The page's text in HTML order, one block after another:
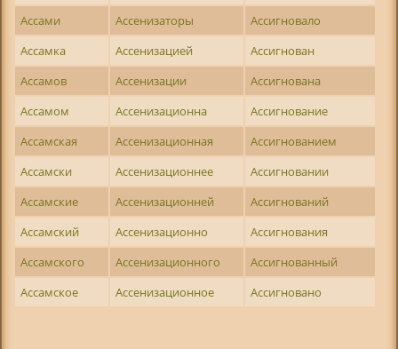
Ассами
Ассенизаторы
Ассигновало
Ассамка
Ассенизацией
Ассигнован
Ассамов
Ассенизации
Ассигнована
Ассамом
Ассенизационна
Ассигнование
Ассамская
Ассенизационная
Ассигнованием
Ассамски
Ассенизационнее
Ассигновании
Ассамские
Ассенизационней
Ассигнований
Ассамский
Ассенизационно
Ассигнования
Ассамского
Ассенизационного
Ассигнованный
Ассамское
Ассенизационное Ассигновано